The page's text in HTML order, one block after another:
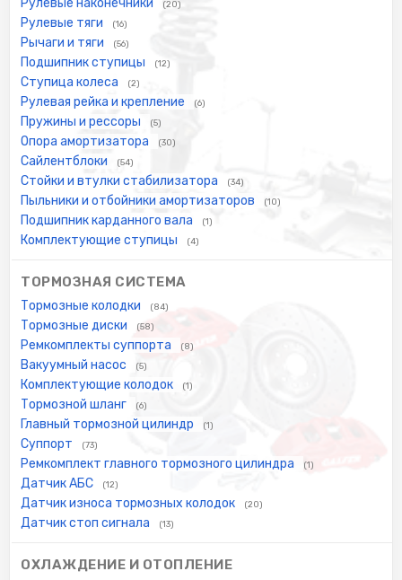
Рулевые наконечники (20)
Рулевые тяги (16)
Рычаги и тяги (56)
Подшипник ступицы (12)
Ступица колеса (2)
Рулевая рейка и крепление (6)
Пружины и рессоры (5)
Опора амортизатора (30)
Сайлентблоки (54)
Стойки и втулки стабилизатора (34)
Пыльники и отбойники амортизаторов (10)
Подшипник карданного вала (1)
Комплектующие ступицы (4)
ТОРМОЗНАЯ СИСТЕМА
Тормозные колодки (84)
Тормозные диски (58)
Ремкомплекты суппорта (8)
Вакуумный насос (5)
Комплектующие колодок (1)
Тормозной шланг (6)
Главный тормозной цилиндр (1)
Суппорт (73)
Ремкомплект главного тормозного цилиндра (1)
Датчик АБС (12)
Датчик износа тормозных колодок (20)
Датчик стоп сигнала (13)
ОХЛАЖДЕНИЕ И ОТОПЛЕНИЕ